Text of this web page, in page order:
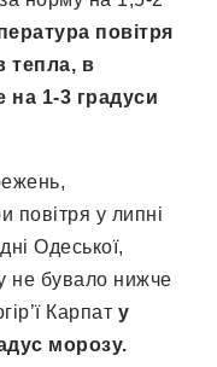
повітря
тепла, в
на 1-3 градуси
повітря у липні
Одеської,
не бувало нижче
Карпат у
морозу.